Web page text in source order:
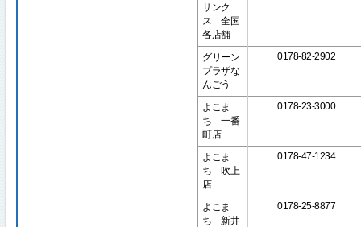
サンク
ス 全国
各店舗
グリーン
プラザな
んごう
0178-82-2902
よこま
ち 一番
町店
0178-23-3000
よこま
ち 吹上
店
0178-47-1234
よこま
ち 新井
0178-25-8877